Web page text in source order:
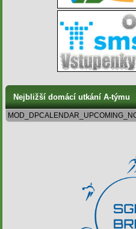
Nejbližší domácí utkání A-týmu